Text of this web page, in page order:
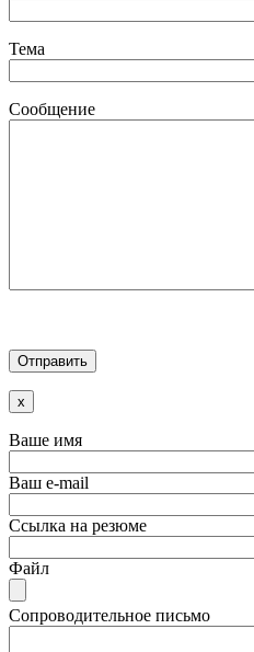
Тема
Сообщение
x
Ваше имя
Ваш e-mail
Ссылка на резюме
Файл
Сопроводительное письмо